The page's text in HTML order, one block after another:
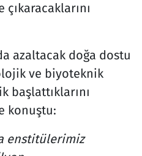
çıkaracaklarını
azaltacak doğa dostu
ve biyoteknik
başlattıklarını
konuştu:
enstitülerimiz